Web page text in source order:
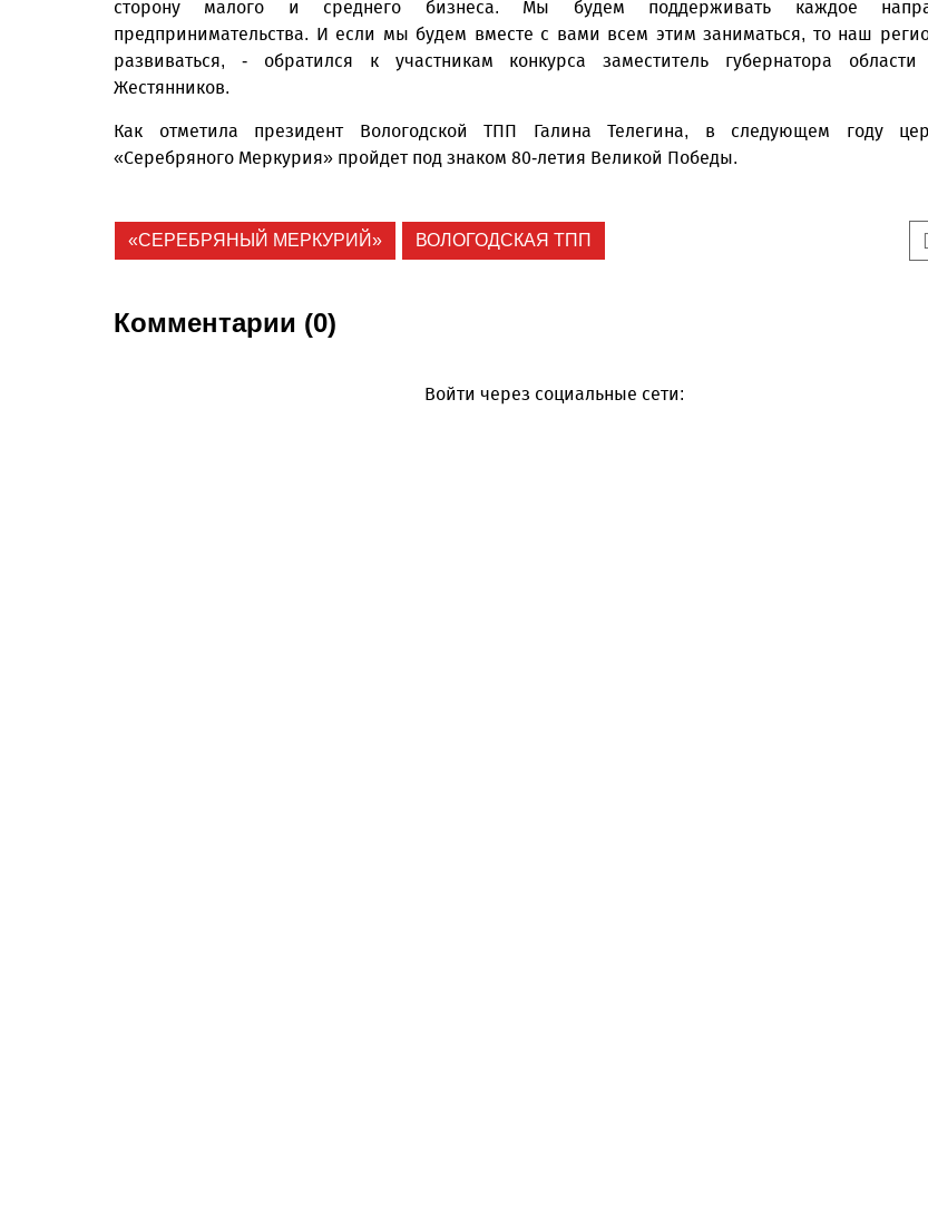
сторону малого и среднего бизнеса. Мы будем поддерживать каждое
предпринимательства. И если мы будем вместе с вами всем этим заниматься, то наш
развиваться, - обратился к участникам конкурса заместитель губернатора области
Жестянников.
Как отметила президент Вологодской ТПП Галина Телегина, в следующем году
«Серебряного Меркурия» пройдет под знаком 80-летия Великой Победы.
«СЕРЕБРЯНЫЙ МЕРКУРИЙ» ВОЛОГОДСКАЯ ТПП
Комментарии (0)
Войти через социальные сети: